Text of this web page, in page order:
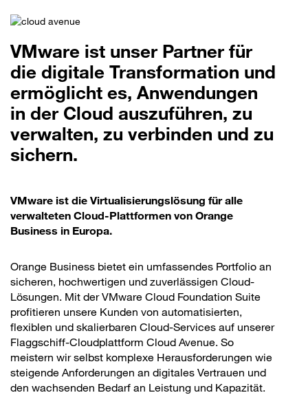
VMware ist unser Partner für
die digitale Transformation und
ermöglicht es, Anwendungen
in der Cloud auszuführen, zu
verwalten, zu verbinden und zu
sichern.
VMware ist die Virtualisierungslösung für alle
verwalteten Cloud-Plattformen von Orange
Business in Europa.
Orange Business bietet ein umfassendes Portfolio an
sicheren, hochwertigen und zuverlässigen Cloud-
Lösungen. Mit der VMware Cloud Foundation Suite
profitieren unsere Kunden von automatisierten,
flexiblen und skalierbaren Cloud-Services auf unserer
Flaggschiff-Cloudplattform Cloud Avenue. So
meistern wir selbst komplexe Herausforderungen wie
steigende Anforderungen an digitales Vertrauen und
den wachsenden Bedarf an Leistung und Kapazität.